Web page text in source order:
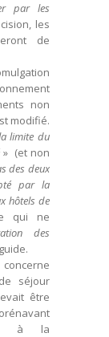
par les
les
de
non
modifié.
limite du
» (et non
des deux
par la
hôtels de
qui ne
des
séjour
être
à la